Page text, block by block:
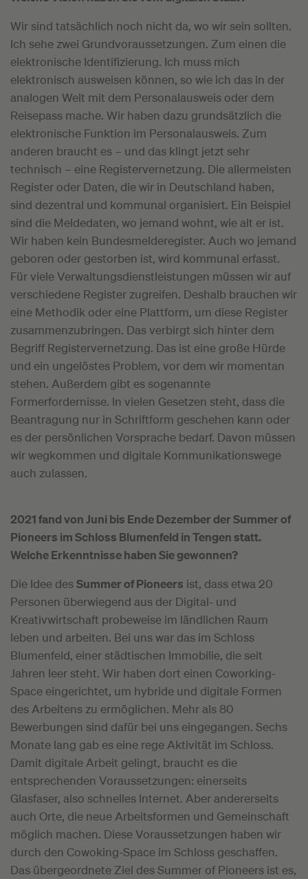
Wir sind tatsächlich noch nicht da, wo wir sein sollten.
Ich sehe zwei Grundvoraussetzungen. Zum einen die
elektronische Identifizierung. Ich muss mich
elektronisch ausweisen können, so wie ich das in der
analogen Welt mit dem Personalausweis oder dem
Reisepass mache. Wir haben dazu grundsätzlich die
elektronische Funktion im Personalausweis. Zum
anderen braucht es – und das klingt jetzt sehr
technisch – eine Registervernetzung. Die allermeisten
Register oder Daten, die wir in Deutschland haben,
sind dezentral und kommunal organisiert. Ein Beispiel
sind die Meldedaten, wo jemand wohnt, wie alt er ist.
Wir haben kein Bundesmelderegister. Auch wo jemand
geboren oder gestorben ist, wird kommunal erfasst.
Für viele Verwaltungsdienstleistungen müssen wir auf
verschiedene Register zugreifen. Deshalb brauchen wir
eine Methodik oder eine Plattform, um diese Register
zusammenzubringen. Das verbirgt sich hinter dem
Begriff Registervernetzung. Das ist eine große Hürde
und ein ungelöstes Problem, vor dem wir momentan
stehen. Außerdem gibt es sogenannte
Formerfordernisse. In vielen Gesetzen steht, dass die
Beantragung nur in Schriftform geschehen kann oder
es der persönlichen Vorsprache bedarf. Davon müssen
wir wegkommen und digitale Kommunikationswege
auch zulassen.
2021 fand von Juni bis Ende Dezember der Summer of
Pioneers im Schloss Blumenfeld in Tengen statt.
Welche Erkenntnisse haben Sie gewonnen?
Die Idee desSummer of Pioneers ist, dass etwa 20
Personen überwiegend aus der Digital- und
Kreativwirtschaft probeweise im ländlichen Raum
leben und arbeiten. Bei uns war das im Schloss
Blumenfeld, einer städtischen Immobilie, die seit
Jahren leer steht. Wir haben dort einen Coworking-
Space eingerichtet, um hybride und digitale Formen
des Arbeitens zu ermöglichen. Mehr als 80
Bewerbungen sind dafür bei uns eingegangen. Sechs
Monate lang gab es eine rege Aktivität im Schloss.
Damit digitale Arbeit gelingt, braucht es die
entsprechenden Voraussetzungen: einerseits
Glasfaser, also schnelles Internet. Aber andererseits
auch Orte, die neue Arbeitsformen und Gemeinschaft
möglich machen. Diese Voraussetzungen haben wir
durch den Cowoking-Space im Schloss geschaffen.
Das übergeordnete Ziel des Summer of Pioneers ist es,